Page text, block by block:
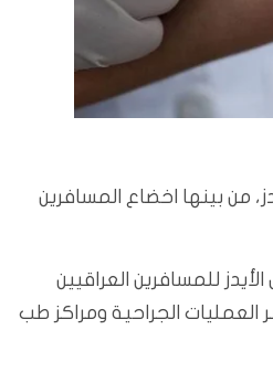
من بينها اخضاع المسافرين
للمسافرين العراقيين
ينتقل أحيانا عبر العمليات الجراحية ومراكز طب